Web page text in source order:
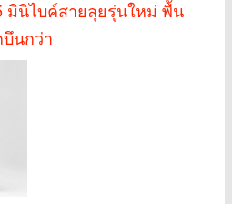
มินิไบค์สายลุยรุ่นใหม่ พื้น
นกว่า